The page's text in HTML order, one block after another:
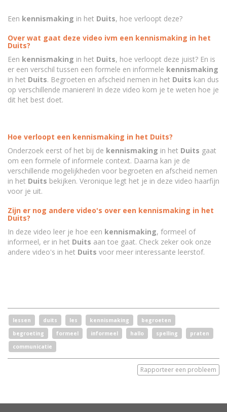
Een kennismaking in het Duits, hoe verloopt deze?
Over wat gaat deze video ivm een kennismaking in het
Duits?
Een kennismaking in het Duits, hoe verloopt deze juist? En is
er een verschil tussen een formele en informele kennismaking
in het Duits. Begroeten en afscheid nemen in het Duits kan dus
op verschillende manieren! In deze video kom je te weten hoe je
dit het best doet.
Hoe verloopt een kennismaking in het Duits?
Onderzoek eerst of het bij de kennismaking in het Duits gaat
om een formele of informele context. Daarna kan je de
verschillende mogelijkheden voor begroeten en afscheid nemen
in het Duits bekijken. Veronique legt het je in deze video haarfijn
voor je uit.
Zijn er nog andere video's over een kennismaking in het
Duits?
In deze video leer je hoe een kennismaking, formeel of
informeel, er in het Duits aan toe gaat. Check zeker ook onze
andere video's in het Duits voor meer interessante leerstof.
lessen duits les kennismaking
begroeten
begroeting
formeel informeel hallo spelling
praten
communicatie
Rapporteer een probleem